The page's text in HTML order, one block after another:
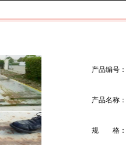
产品编号：
产品名称：
规 格：